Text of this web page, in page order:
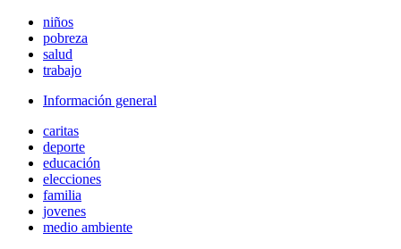
niños
pobreza
salud
trabajo
Información general
caritas
deporte
educación
elecciones
familia
jovenes
medio ambiente